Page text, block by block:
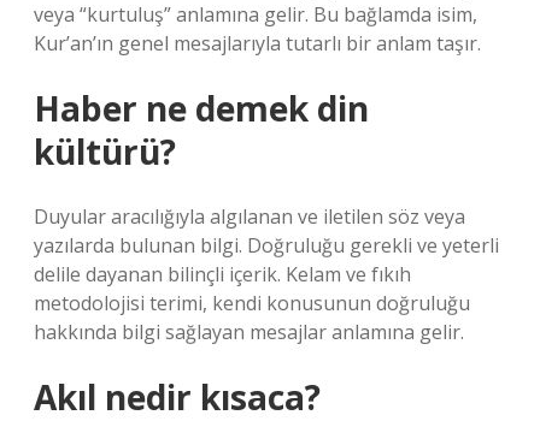
veya “kurtuluş” anlamına gelir. Bu bağlamda isim,
Kur’an’ın genel mesajlarıyla tutarlı bir anlam taşır.
Haber ne demek din
kültürü?
Duyular aracılığıyla algılanan ve iletilen söz veya
yazılarda bulunan bilgi. Doğruluğu gerekli ve yeterli
delile dayanan bilinçli içerik. Kelam ve fıkıh
metodolojisi terimi, kendi konusunun doğruluğu
hakkında bilgi sağlayan mesajlar anlamına gelir.
Akıl nedir kısaca?